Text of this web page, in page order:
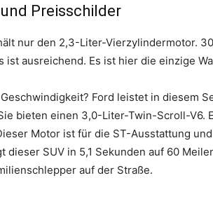
Preisschilder
nur den 2,3-Liter-Vierzylindermotor.
ist ausreichend. Es ist hier die einzige
Ford leistet in diesem
bieten einen 3,0-Liter-Twin-Scroll-V6.
Motor ist für die ST-Ausstattung
dieser SUV in 5,1 Sekunden auf 60
auf der Straße.